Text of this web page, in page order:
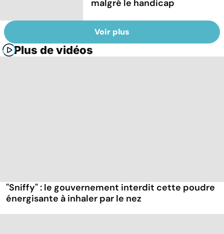
malgré le handicap
Voir plus
Plus de vidéos
"Sniffy" : le gouvernement interdit cette poudre
énergisante à inhaler par le nez